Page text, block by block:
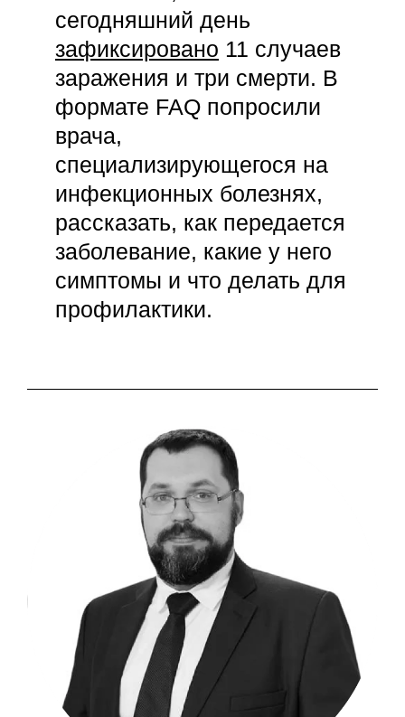
сегодняшний день
зафиксировано 11 случаев
заражения и три смерти. В
формате FAQ попросили
врача,
специализирующегося на
инфекционных болезнях,
рассказать, как передается
заболевание, какие у него
симптомы и что делать для
профилактики.